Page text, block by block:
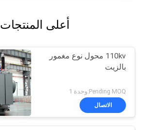
أعلى المنتجات
110kv محول نوع مغمور
بالزيت
Pending MOQ:وحدة 1
الاتصال